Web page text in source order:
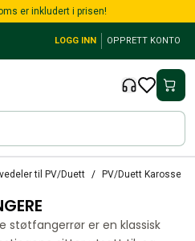
er inkludert i prisen!
LOGG INN OPPRETT KONTO
til PV/Duett PV/Duett Karosseri
støtfangerrør er en klassisk